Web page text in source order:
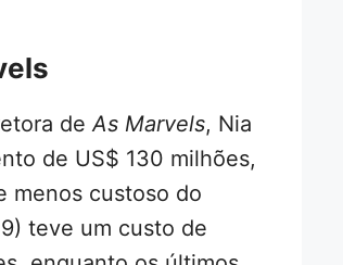
de As Marvels, Nia
de US$ 130 milhões,
menos custoso do
teve um custo de